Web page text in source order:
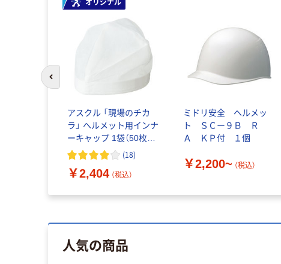
オリジナル
アスクル 「現場のチカ
ラ」 ヘルメット用インナ
ーキャップ 1袋（50枚
入） オリジナル(18)
￥2,404 （税込）
ミドリ安全 ヘルメッ
ト ＳＣー９Ｂ Ｒ
Ａ ＫＰ付 １個
￥2,200~ （税込）
前のスライドへ
人気の商品